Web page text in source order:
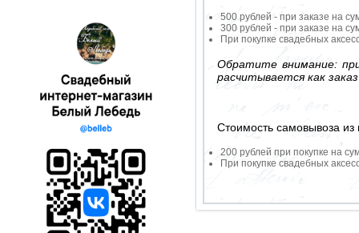
500 рублей - при заказе на
300 рублей - при заказе на
При покупке свадебных
Обратите внимание:
расчитывается как
Стоимость самовывоза из
200 рублей при покупке на
При покупке свадебных